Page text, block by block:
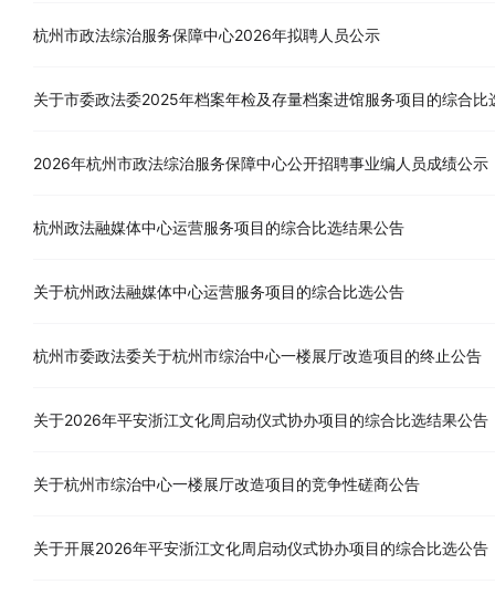
杭州市政法综治服务保障中心2026年拟聘人员公示
关于市委政法委2025年档案年检及存量档案进馆服务项目的综合比
2026年杭州市政法综治服务保障中心公开招聘事业编人员成绩公示
杭州政法融媒体中心运营服务项目的综合比选结果公告
关于杭州政法融媒体中心运营服务项目的综合比选公告
杭州市委政法委关于杭州市综治中心一楼展厅改造项目的终止公告
关于2026年平安浙江文化周启动仪式协办项目的综合比选结果公告
关于杭州市综治中心一楼展厅改造项目的竞争性磋商公告
关于开展2026年平安浙江文化周启动仪式协办项目的综合比选公告